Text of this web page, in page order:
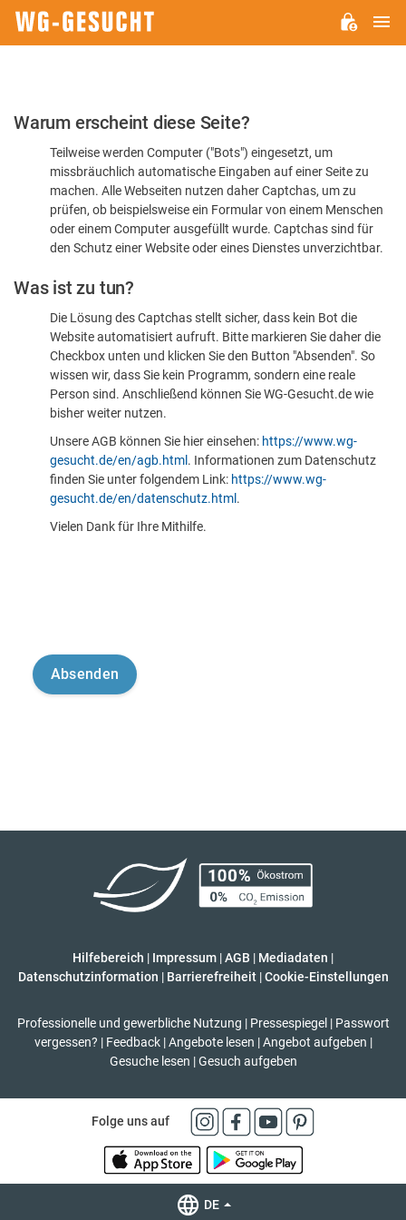
Bitte
dass
sind
Warum erscheint diese Seite?
Teilweise werden Computer ("Bots") eingesetzt, um
missbräuchlich automatische Eingaben auf einer Seite zu
machen. Alle Webseiten nutzen daher Captchas, um zu
prüfen, ob beispielsweise ein Formular von einem Menschen
oder einem Computer ausgefüllt wurde. Captchas sind für
den Schutz einer Website oder eines Dienstes unverzichtbar.
Was ist zu tun?
Die Lösung des Captchas stellt sicher, dass kein Bot die
Website automatisiert aufruft. Bitte markieren Sie daher die
Checkbox unten und klicken Sie den Button "Absenden". So
wissen wir, dass Sie kein Programm, sondern eine reale
Person sind. Anschließend können Sie WG-Gesucht.de wie
bisher weiter nutzen.
Unsere AGB können Sie hier einsehen: https://www.wg-
gesucht.de/en/agb.html . Informationen zum Datenschutz
finden Sie unter folgendem Link: https://www.wg-
gesucht.de/en/datenschutz.html .
Vielen Dank für Ihre Mithilfe.
Hilfebereich | Impressum |AGB | Mediadaten |
Datenschutzinformation | Barrierefreiheit | Cookie-Einstellungen
Professionelle und gewerbliche Nutzung | Pressespiegel | Passwort
vergessen? | Feedback | Angebote lesen | Angebot aufgeben |
Gesuche lesen | Gesuch aufgeben
Folge uns auf
DE